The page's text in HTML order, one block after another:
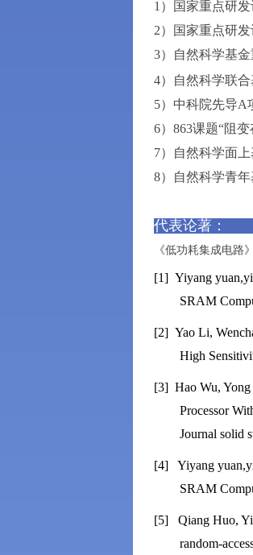
1）国家重点研
2）国家重点研
3）自然科学基
4）自然科学联
5）中科院先导A
6）863课题“阻
7）自然科学面
8）自然科学青
代表论著：
《低功耗集成电路
[1] Yiyang
SRAM
[2] Yao Li,
High
[3] Hao Wu, Yong
Processor
Journal solid
[4] Yiyang yu
SRAM
[5] Qiang Huo,
random-